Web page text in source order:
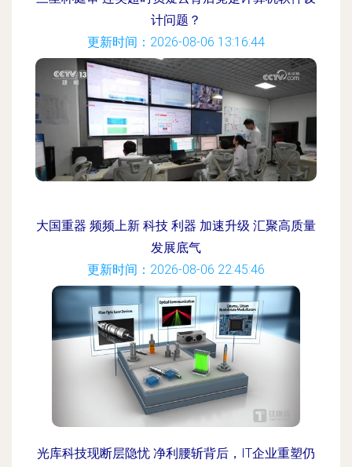
计问题？
更新时间：2026-08-06 13:16:44
大国重器 频频上新 科技 利器 加速升级 汇聚高质量
发展底气
更新时间：2026-08-06 22:45:46
光库科技现断层隐忧 净利腰斩背后，IT企业重塑仍